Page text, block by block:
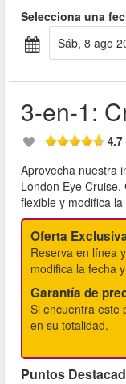
Selecciona una
sáb, 8 ago
3-en-1:
4.7
Aprovecha nuestra
London Eye
flexible y modifica
Oferta
Reserva en línea
modifica la fecha
Garantía de
Si encuentra este
en su totalidad.
Puntos